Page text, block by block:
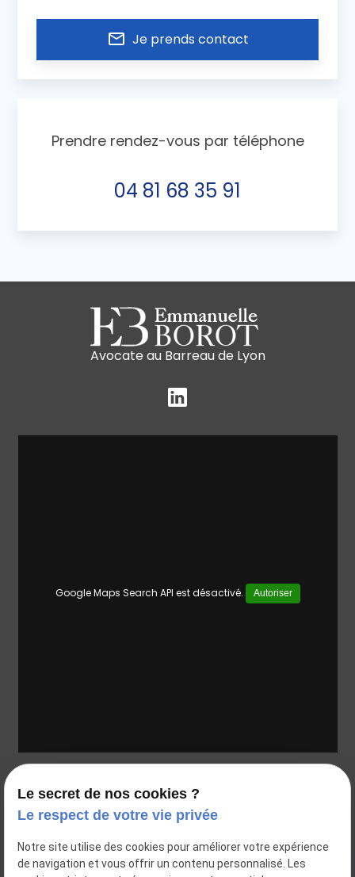
mail_outline Je prends contact
Prendre rendez-vous par téléphone
04 81 68 35 91
Avocate au Barreau de Lyon
Google Maps Search API est désactivé. Autoriser
35 rue Voltaire
69003 Lyon
04 81 68 35 91
Le secret de nos cookies ?
Le respect de votre vie privée
Notre site utilise des cookies pour améliorer votre expérience
de navigation et vous offrir un contenu personnalisé. Les